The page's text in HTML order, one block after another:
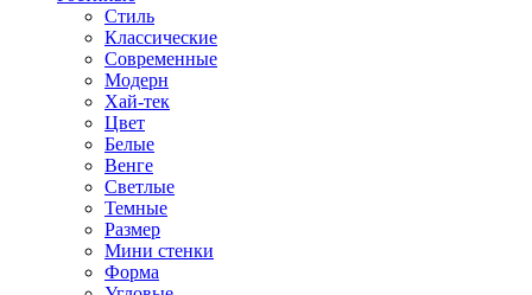
Стиль
Классические
Современные
Модерн
Хай-тек
Цвет
Белые
Венге
Светлые
Темные
Размер
Мини стенки
Форма